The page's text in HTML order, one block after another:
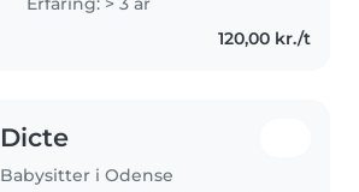
passe børn det gør mig glad og
120,00 kr./t
Dicte
Babysitter i Odense